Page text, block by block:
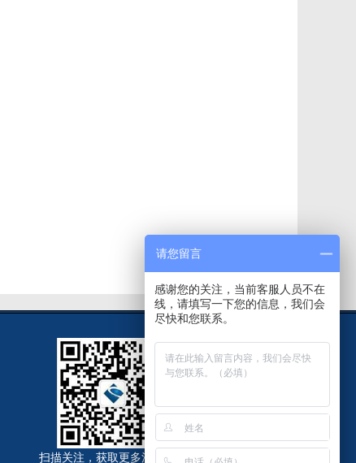
扫描关注，获取更多法律资讯
请您留言
感谢您的关注，当前客服人员不在
线，请填写一下您的信息，我们会
尽快和您联系。